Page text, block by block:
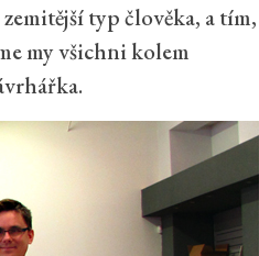
typ člověka, a tím,
my všichni kolem